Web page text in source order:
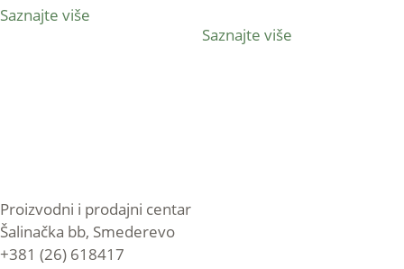
Saznajte više
Saznajte više
Proizvodni i prodajni centar
Šalinačka bb, Smederevo
+381 (26) 618417